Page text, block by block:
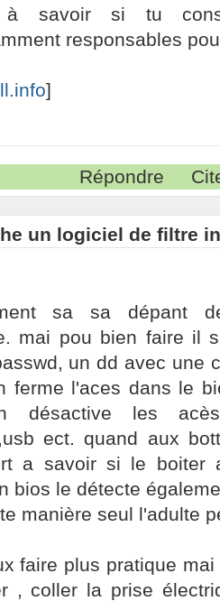
à savoir si tu
responsables
]
Répondre
un logiciel de filtre
sa sa dépant
mai pou bien faire il
un dd avec une
ferme l'aces dans le
désactive les
ect. quand aux
a savoir si le boiter
bios le détecte
manière seul l'adulte
faire plus pratique
, coller la prise